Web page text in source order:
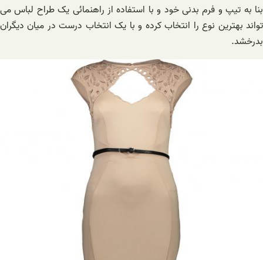
بنا به تیپ و فرم بدنی خود و با استفاده از راهنمائی یک طراح لباس می
تواند بهترین نوع را انتخاب کرده و با یک انتخاب درست در میان دیگران
بدرخشد.